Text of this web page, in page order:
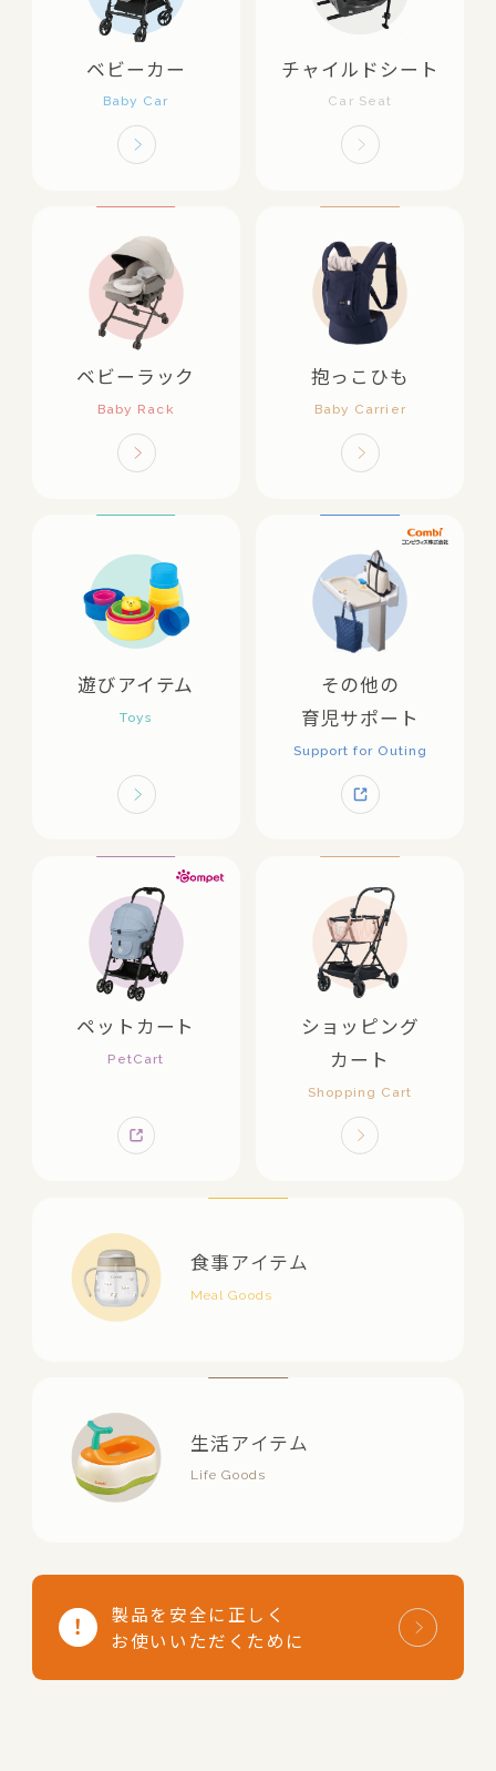
ベビーカー チャイルドシート
ベビーラック 抱っこひも
遊びアイテム
その他の
育児サポート
ペットカート
ショッピング
カート
食事アイテム
生活アイテム
製品を安全に正しく
お使いいただくために